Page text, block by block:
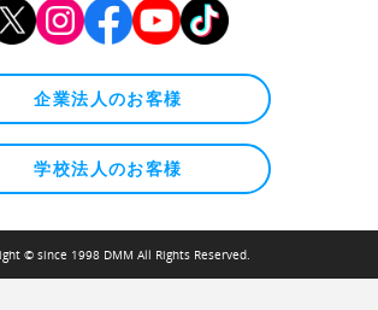
企業法人のお客様
学校法人のお客様
© since 1998 DMM All Rights Reserved.